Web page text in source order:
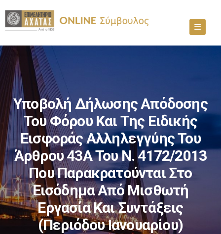
Υποβολή Δήλωσης Απόδοσης
Του Φόρου Και Της Ειδικής
Εισφοράς Αλληλεγγύης Του
Άρθρου 43Α Του Ν. 4172/2013
Που Παρακρατούνται Στο
Εισόδημα Από Μισθωτή
Εργασία Και Συντάξεις
(περιόδου Ιανουαρίου)